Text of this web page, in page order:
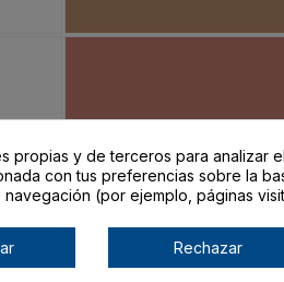
propias y de terceros para analizar
con tus preferencias sobre la
(por ejemplo, páginas
Rechazar